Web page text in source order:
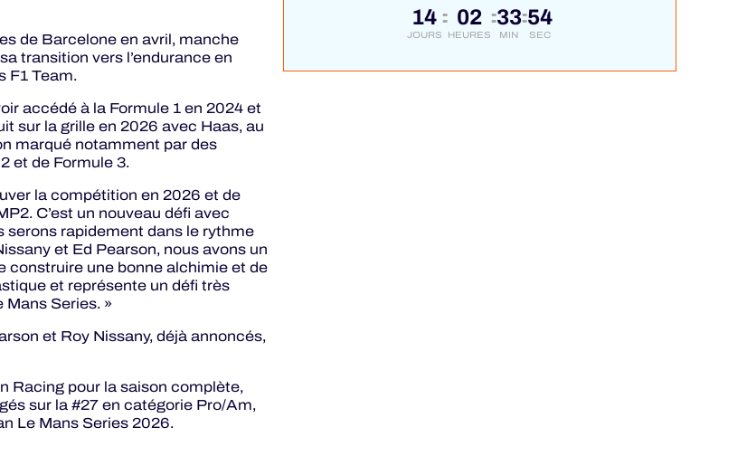
de Barcelone en avril, manche
transition vers l’endurance en
F1 Team.
accédé à la Formule 1 en 2024 et
sur la grille en 2026 avec Haas, au
marqué notamment par des
et de Formule 3.
la compétition en 2026 et de
C’est un nouveau défi avec
serons rapidement dans le rythme
et Ed Pearson, nous avons un
construire une bonne alchimie et de
et représente un défi très
Series. »
et Roy Nissany, déjà annoncés,
Racing pour la saison complète,
sur la #27 en catégorie Pro/Am,
Le Mans Series 2026.
14
JOURS
: 02
HEURES
:33
MIN
:54
SEC